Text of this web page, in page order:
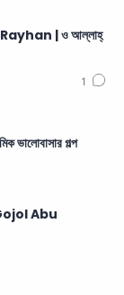
| ও আল্লাহ্‌
ভালোবাসার গল্প
Abu